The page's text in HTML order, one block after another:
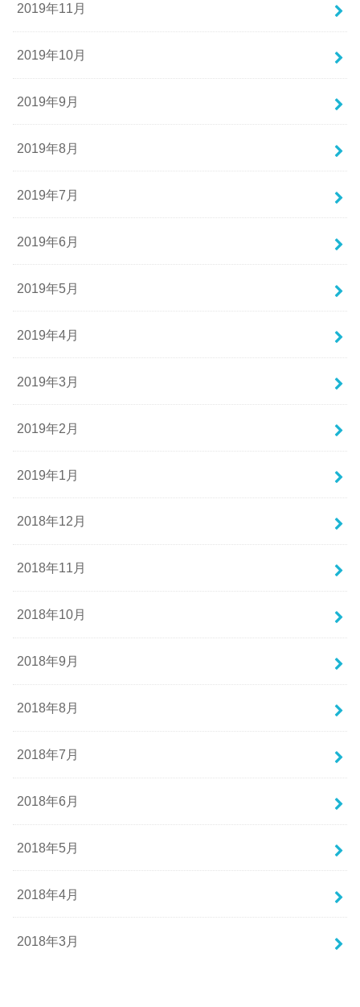
2019年11月
2019年10月
2019年9月
2019年8月
2019年7月
2019年6月
2019年5月
2019年4月
2019年3月
2019年2月
2019年1月
2018年12月
2018年11月
2018年10月
2018年9月
2018年8月
2018年7月
2018年6月
2018年5月
2018年4月
2018年3月